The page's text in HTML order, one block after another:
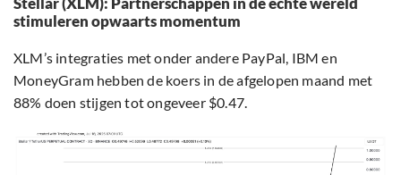
stimuleren opwaarts momentum
XLM’s integraties met onder andere PayPal, IBM en
MoneyGram hebben de koers in de afgelopen maand met
88% doen stijgen tot ongeveer $0.47.